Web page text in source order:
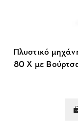
Πλυστικό
80 X με